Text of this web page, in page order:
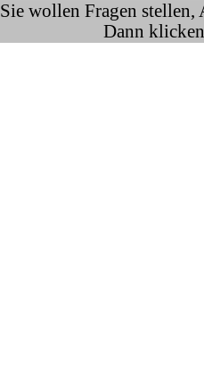
Sie wollen Fragen stellen,
Dann